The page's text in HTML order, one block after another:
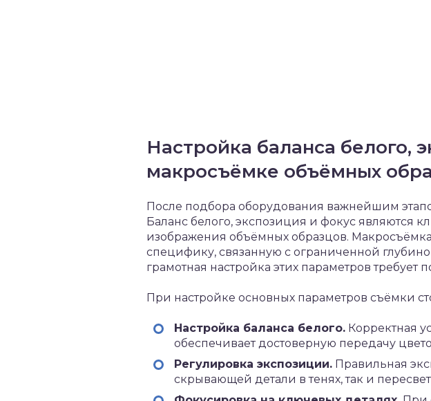
Настройка баланса белого,
макросъёмке объёмных
После подбора оборудования важнейшим
Баланс белого, экспозиция и фокус
изображения объёмных образцов.
специфику, связанную с ограниченной
грамотная настройка этих параметров
При настройке основных параметров съёмки
Настройка баланса белого. Корректная
обеспечивает достоверную передачу
Регулировка экспозиции. Правильная
скрывающей детали в тенях, так и